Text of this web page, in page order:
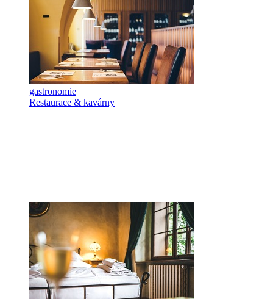
gastronomie
Restaurace & kavárny